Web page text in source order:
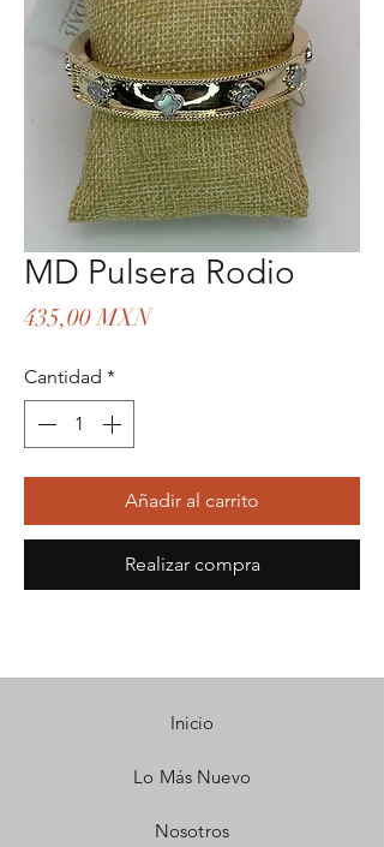
MD Pulsera Rodio
435,00 MXNPrecio
Cantidad *
Añadir al carrito
Realizar compra
Inicio
Lo Más Nuevo
Nosotros